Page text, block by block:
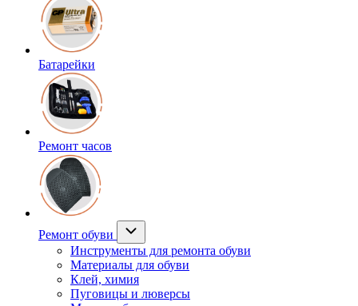
Батарейки
Ремонт часов
Ремонт обуви
Инструменты для ремонта обуви
Материалы для обуви
Клей, химия
Пуговицы и люверсы